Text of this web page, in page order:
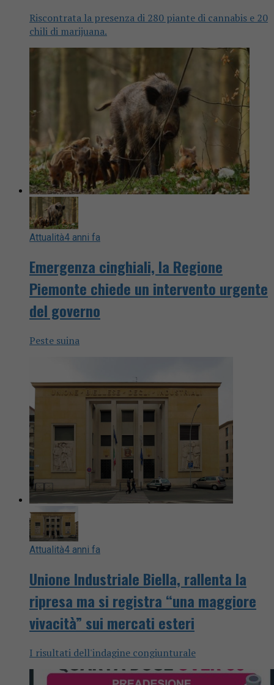
Riscontrata la presenza di 280 piante di cannabis e 20
chili di marijuana.
Attualità4 anni fa
Emergenza cinghiali, la Regione
Piemonte chiede un intervento urgente
del governo
Peste suina
Attualità4 anni fa
Unione Industriale Biella, rallenta la
ripresa ma si registra “una maggiore
vivacità” sui mercati esteri
I risultati dell'indagine congiunturale